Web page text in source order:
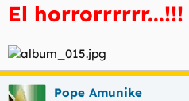
El horrorrrrrr...!!!
Pope Amunike